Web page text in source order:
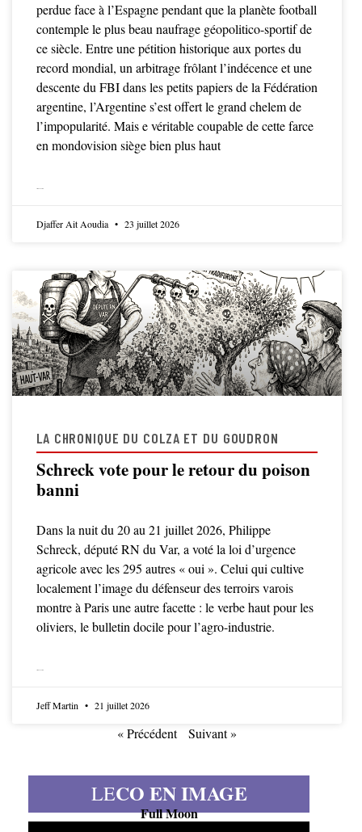
perdue face à l’Espagne pendant que la planète football
contemple le plus beau naufrage géopolitico-sportif de
ce siècle. Entre une pétition historique aux portes du
record mondial, un arbitrage frôlant l’indécence et une
descente du FBI dans les petits papiers de la Fédération
argentine, l’Argentine s’est offert le grand chelem de
l’impopularité. Mais e véritable coupable de cette farce
en mondovision siège bien plus haut
Djaffer Ait Aoudia 23 juillet 2026
LA CHRONIQUE DU COLZA ET DU GOUDRON
Schreck vote pour le retour du poison
banni
Dans la nuit du 20 au 21 juillet 2026, Philippe
Schreck, député RN du Var, a voté la loi d’urgence
agricole avec les 295 autres « oui ». Celui qui cultive
localement l’image du défenseur des terroirs varois
montre à Paris une autre facette : le verbe haut pour les
oliviers, le bulletin docile pour l’agro-industrie.
Jeff Martin 21 juillet 2026
« Précédent Suivant »
LECO EN IMAGE
Full Moon